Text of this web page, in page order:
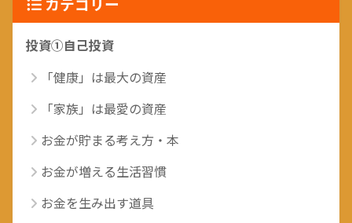
投資①自己投資
「健康」は最大の資産
「家族」は最愛の資産
お金が貯まる考え方・本
お金が増える生活習慣
お金を生み出す道具